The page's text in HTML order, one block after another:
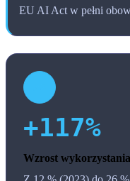
EU AI Act w pełni
+117%
Wzrost